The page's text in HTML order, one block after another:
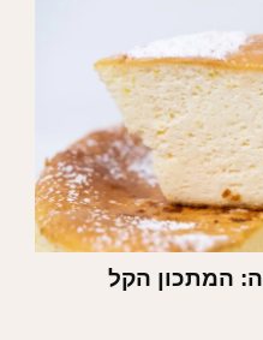
המתכון הקל